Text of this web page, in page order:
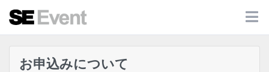
お申込みについて